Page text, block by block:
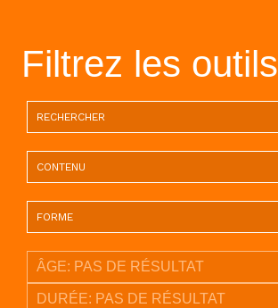
Filtrez les outils